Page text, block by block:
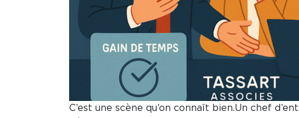
C’est une scène qu’on connaît bien.Un chef